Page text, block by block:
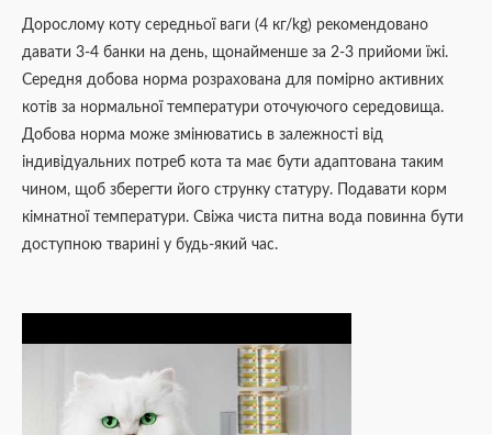
Дорослому коту середньої ваги (4 кг/kg) рекомендовано
давати 3-4 банки на день, щонайменше за 2-3 прийоми їжі.
Середня добова норма розрахована для помірно активних
котів за нормальної температури оточуючого середовища.
Добова норма може змінюватись в залежності від
індивідуальних потреб кота та має бути адаптована таким
чином, щоб зберегти його струнку статуру. Подавати корм
кімнатної температури. Свіжа чиста питна вода повинна бути
доступною тварині у будь-який час.